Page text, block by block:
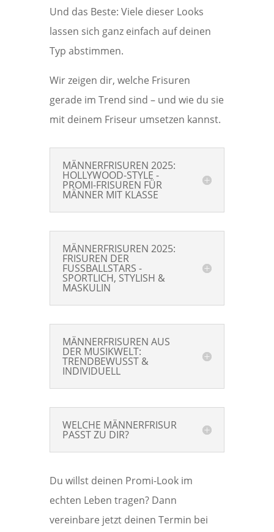
Und das Beste: Viele dieser Looks
lassen sich ganz einfach auf deinen
Typ abstimmen.
Wir zeigen dir, welche Frisuren
gerade im Trend sind – und wie du sie
mit deinem Friseur umsetzen kannst.
MÄNNERFRISUREN 2025:
HOLLYWOOD-STYLE -
PROMI-FRISUREN FÜR
MÄNNER MIT KLASSE
MÄNNERFRISUREN 2025:
FRISUREN DER
FUSSBALLSTARS -
SPORTLICH, STYLISH &
MASKULIN
MÄNNERFRISUREN AUS
DER MUSIKWELT:
TRENDBEWUSST &
INDIVIDUELL
WELCHE MÄNNERFRISUR
PASST ZU DIR?
Du willst deinen Promi-Look im
echten Leben tragen? Dann
vereinbare jetzt deinen Termin bei